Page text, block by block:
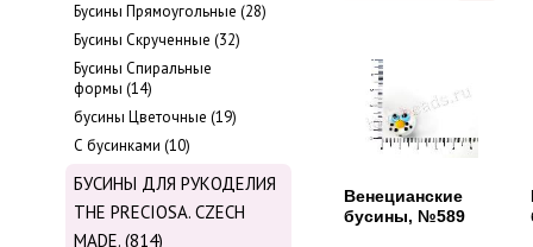
Бусины Прямоугольные (28)
Бусины Скрученные (32)
Бусины Спиральные
формы (14)
бусины Цветочные (19)
С бусинками (10)
БУСИНЫ ДЛЯ РУКОДЕЛИЯ
THE PRECIOSA. CZECH
MADE. (814)
Венецианские
бусины, №589